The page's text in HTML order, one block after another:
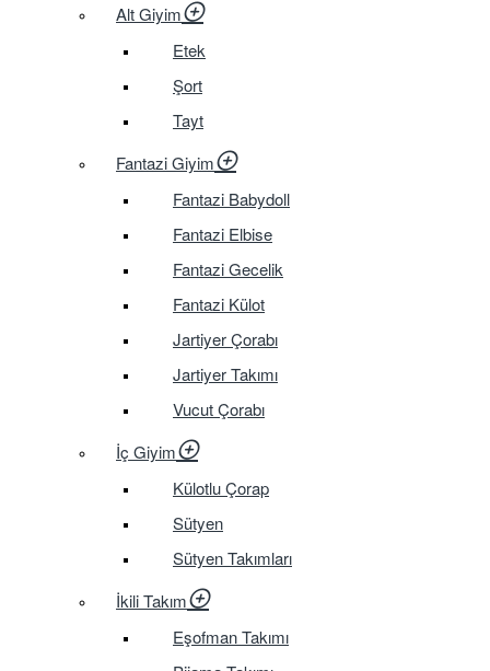
Alt Giyim
Etek
Şort
Tayt
Fantazi Giyim
Fantazi Babydoll
Fantazi Elbise
Fantazi Gecelik
Fantazi Külot
Jartiyer Çorabı
Jartiyer Takımı
Vucut Çorabı
İç Giyim
Külotlu Çorap
Sütyen
Sütyen Takımları
İkili Takım
Eşofman Takımı